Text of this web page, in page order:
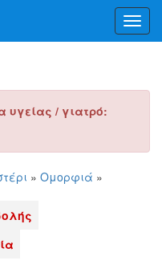
υγείας / γιατρό:
» Ομορφιά »